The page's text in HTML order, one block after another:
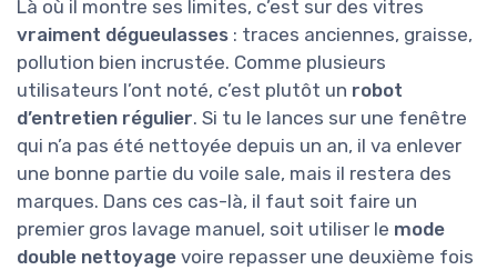
Là où il montre ses limites, c’est sur des vitres
vraiment dégueulasses : traces anciennes, graisse,
pollution bien incrustée. Comme plusieurs
utilisateurs l’ont noté, c’est plutôt un robot
d’entretien régulier. Si tu le lances sur une fenêtre
qui n’a pas été nettoyée depuis un an, il va enlever
une bonne partie du voile sale, mais il restera des
marques. Dans ces cas-là, il faut soit faire un
premier gros lavage manuel, soit utiliser le mode
double nettoyage voire repasser une deuxième fois